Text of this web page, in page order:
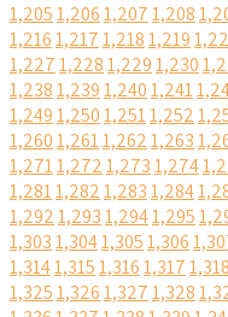
1,2051,2061,2071,208
1,2161,2171,2181,219
1,2271,2281,2291,230
1,2381,2391,2401,241
1,2491,2501,2511,252
1,2601,2611,2621,263
1,2711,2721,2731,274
1,2811,2821,2831,284
1,2921,2931,2941,295
1,3031,3041,3051,306
1,3141,3151,3161,3171,318
1,3251,3261,3271,328